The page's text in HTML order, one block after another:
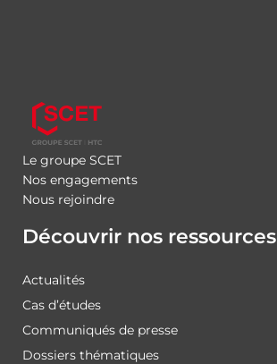
Le groupe SCET
Nos engagements
Nous rejoindre
Découvrir nos ressources
Actualités
Cas d’études
Communiqués de presse
Dossiers thématiques